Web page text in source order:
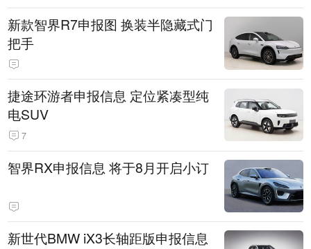
新款智界R7申报图 换装半隐藏式门
把手
捷途环游者申报信息 定位紧凑型纯
电SUV
7
智界RX申报信息 将于8月开启小订
新世代BMW iX3长轴距版申报信息